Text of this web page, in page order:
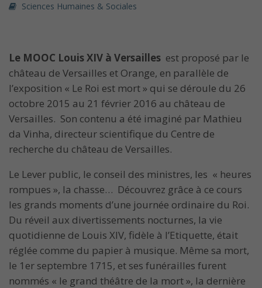
Sciences Humaines & Sociales
Le MOOC Louis XIV à Versailles est proposé par le
château de Versailles et Orange, en parallèle de
l’exposition « Le Roi est mort » qui se déroule du 26
octobre 2015 au 21 février 2016 au château de
Versailles. Son contenu a été imaginé par Mathieu
da Vinha, directeur scientifique du Centre de
recherche du château de Versailles.
Le Lever public, le conseil des ministres, les « heures
rompues », la chasse… Découvrez grâce à ce cours
les grands moments d’une journée ordinaire du Roi.
Du réveil aux divertissements nocturnes, la vie
quotidienne de Louis XIV, fidèle à l’Etiquette, était
réglée comme du papier à musique. Même sa mort,
le 1er septembre 1715, et ses funérailles furent
nommés « le grand théâtre de la mort », la dernière